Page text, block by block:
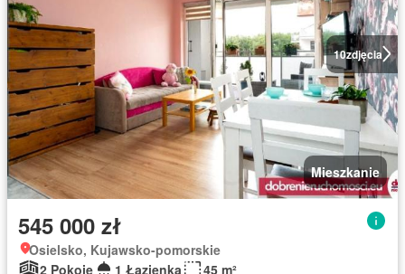
10zdjęcia
Mieszkanie
545 000 zł
Osielsko, Kujawsko-pomorskie
2 Pokoje
1 Łazienka
45 m²